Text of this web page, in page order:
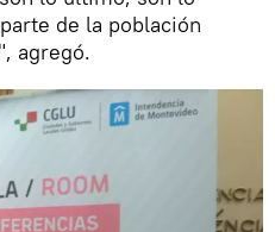
de la población
agregó.